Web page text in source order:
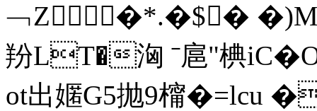
﹁Z�*.�$�
羒LT�洶 ˉ扈"椣
ot出嫟G5抛9橣�=lcu